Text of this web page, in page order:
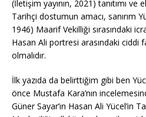
(İletişim yayının, 2021) tanıtımı ve
Tarihçi dostumun amacı, sanırım
1946) Maarif Vekilliği sırasındaki
Hasan Ali portresi arasındaki ciddi
olmalıdır.
İlk yazıda da belirttiğim gibi ben
önce Mustafa Kara’nın
Güner Sayar’ın Hasan Ali Yücel’in